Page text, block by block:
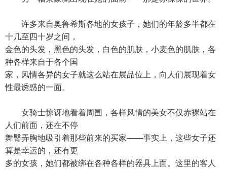
许多来自奥鲁希斯各地的女孩子，她们的年龄多半都在
十几至四十岁之间，
金色的头发，黑色的头发，白色的肌肤，小麦色的肌肤，各
种各样来自于各个国
家，风情各异的女子就这么站在展品位上，向人们展现着女
性最诱惑的一面。
女骑士惊讶地看着周围，各样风情的美女不仅赤裸站在
人们前面，还在不停
舞臀弄胸地吸引着那些前来的买家——事实上，这些女子还
算是幸运的，还有更
多的女孩，她们都被绑在各种各样的器具上面。这里的客人